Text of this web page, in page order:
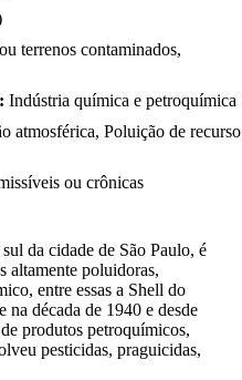
terrenos contaminados,
Indústria química e petroquímica
atmosférica, Poluição de recurso
ou crônicas
da cidade de São Paulo, é
altamente poluidoras,
entre essas a Shell do
década de 1940 e desde
produtos petroquímicos,
pesticidas, praguicidas,